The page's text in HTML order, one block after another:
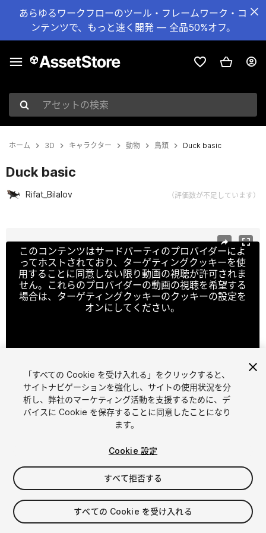
あらゆるワークフローのツール・フレームワーク・コ
ンテンツで、もっと速く開発 — 全品50%オフ。
アセットの検索
ホーム 3D キャラクター 動物 鳥類 Duck basic
Duck basic
Rifat_Bilalov （評価数が不足しています）
このコンテンツはサードパーティのプロバイダーによ
ってホストされており、ターゲティングクッキーを使
用することに同意しない限り動画の視聴が許可されま
せん。これらのプロバイダーの動画の視聴を希望する
場合は、ターゲティングクッキーのクッキーの設定を
オンにしてください。
1 /8
$29.99
消費税は決済時に計算されます
「すべての Cookie を受け入れる」をクリックすると、
サイトナビゲーションを強化し、サイトの使用状況を分
析し、弊社のマーケティング活動を支援するために、デ
バイスに Cookie を保存することに同意したことになり
ます。
Cookie 設定
すべて拒否する
すべての Cookie を受け入れる